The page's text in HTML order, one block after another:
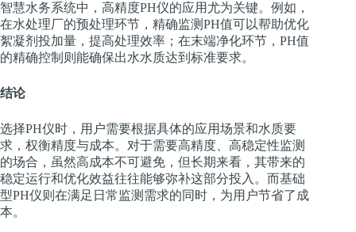
智慧水务系统中，高精度PH仪的应用尤为关键。例如，
在水处理厂的预处理环节，精确监测PH值可以帮助优化
絮凝剂投加量，提高处理效率；在末端净化环节，PH值
的精确控制则能确保出水水质达到标准要求。
结论
选择PH仪时，用户需要根据具体的应用场景和水质要
求，权衡精度与成本。对于需要高精度、高稳定性监测
的场合，虽然高成本不可避免，但长期来看，其带来的
稳定运行和优化效益往往能够弥补这部分投入。而基础
型PH仪则在满足日常监测需求的同时，为用户节省了成
本。